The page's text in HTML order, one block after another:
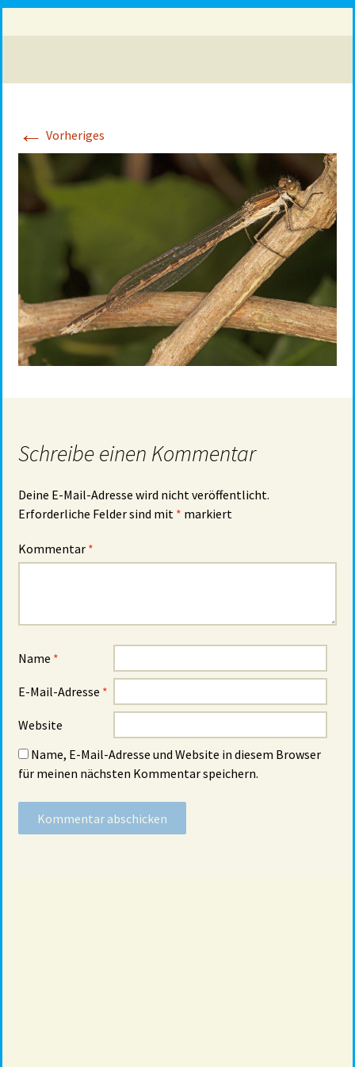
← Vorheriges
Schreibe einen Kommentar
Deine E-Mail-Adresse wird nicht veröffentlicht.
Erforderliche Felder sind mit * markiert
Kommentar *
Name *
E-Mail-Adresse *
Website
Name, E-Mail-Adresse und Website in diesem Browser
für meinen nächsten Kommentar speichern.